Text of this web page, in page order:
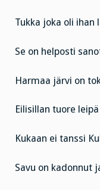
Tukka joka oli ihan
Se on helposti
Harmaa järvi on
Eilisillan tuore
Kukaan ei tanssi
Savu on kadonnut